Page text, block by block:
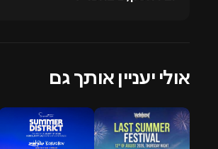
אולי יעניין אותך גם